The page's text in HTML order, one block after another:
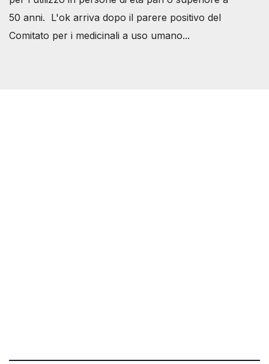
50 anni. L'ok arriva dopo il parere positivo del
Comitato per i medicinali a uso umano...